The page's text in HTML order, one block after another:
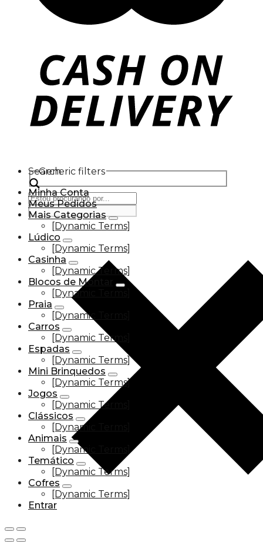
Search
Generic filters
Minha Conta
Meus Pedidos
Mais Categorias
[Dynamic Terms]
Lúdico
[Dynamic Terms]
Casinha
[Dynamic Terms]
Blocos de Montar
[Dynamic Terms]
Praia
[Dynamic Terms]
Carros
[Dynamic Terms]
Espadas
[Dynamic Terms]
Mini Brinquedos
[Dynamic Terms]
Jogos
[Dynamic Terms]
Clássicos
[Dynamic Terms]
Animais
[Dynamic Terms]
Temático
[Dynamic Terms]
Cofres
[Dynamic Terms]
Entrar